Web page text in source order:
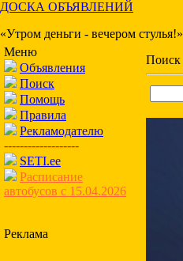
ДОСКА ОБЪЯВЛЕНИЙ
«Утром деньги - вечером стулья!»
Меню
Объявления
Поиск
Помощь
Правила
Рекламодателю
-------------------
SETI.ee
Расписание
автобусов с 15.04.2026
Реклама
Поиск